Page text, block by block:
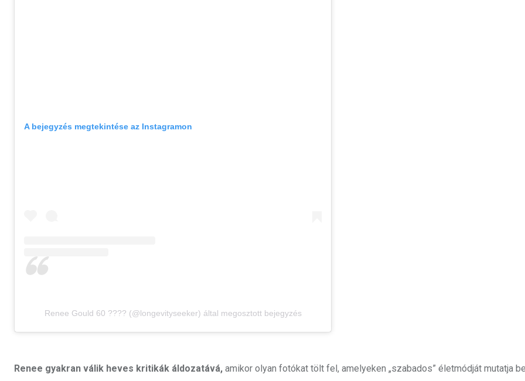
A bejegyzés megtekintése az Instagramon
Renee Gould 60 ???? (@longevityseeker) által megosztott bejegyzés
Renee gyakran válik heves kritikák áldozatává, amikor olyan fotókat tölt fel, amelyeken „szabados” életmódját mutatja